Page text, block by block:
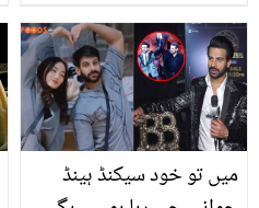
فی کلو بکنے والی اس
مہنگی ترین چیز کے فائدے
جان کر آپ حیران رہ جائیں
گے
میں تو خود سیکنڈ ہینڈ